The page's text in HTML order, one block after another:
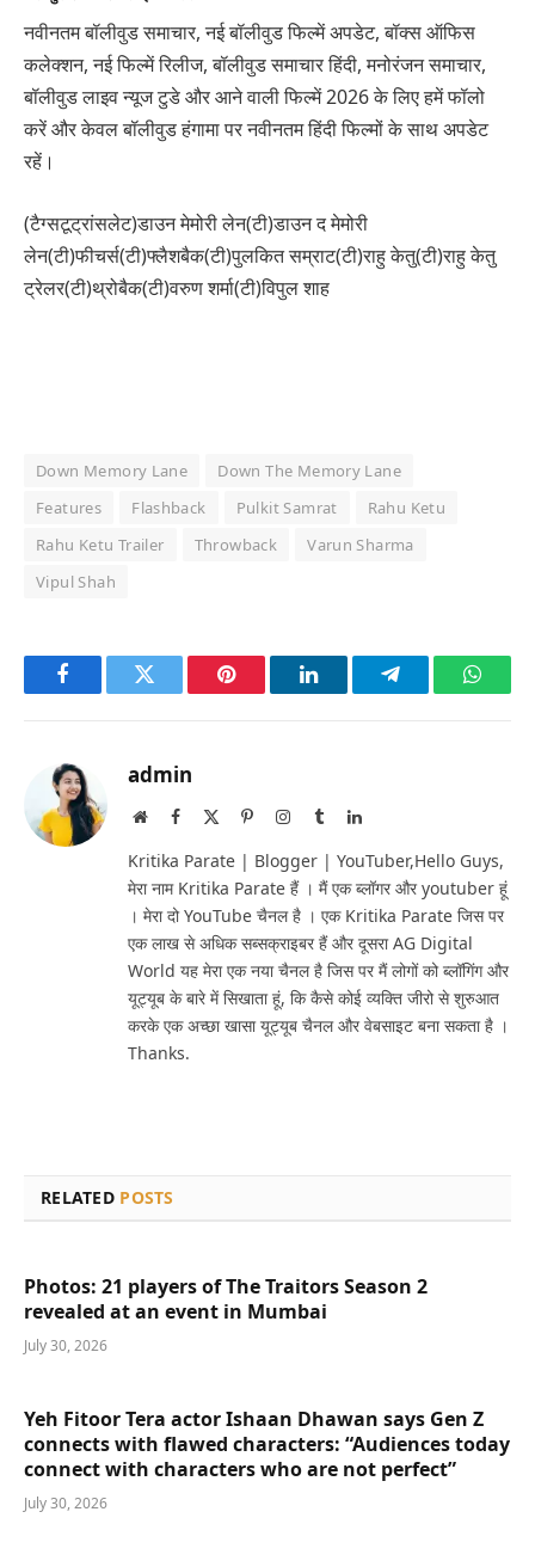
नवीनतम बॉलीवुड समाचार, नई बॉलीवुड फिल्में अपडेट, बॉक्स ऑफिस
कलेक्शन, नई फिल्में रिलीज, बॉलीवुड समाचार हिंदी, मनोरंजन समाचार,
बॉलीवुड लाइव न्यूज टुडे और आने वाली फिल्में 2026 के लिए हमें फॉलो
करें और केवल बॉलीवुड हंगामा पर नवीनतम हिंदी फिल्मों के साथ अपडेट
रहें।
(टैग्सटूट्रांसलेट)डाउन मेमोरी लेन(टी)डाउन द मेमोरी
लेन(टी)फीचर्स(टी)फ्लैशबैक(टी)पुलकित सम्राट(टी)राहु केतु(टी)राहु केतु
ट्रेलर(टी)थ्रोबैक(टी)वरुण शर्मा(टी)विपुल शाह
Down Memory Lane
Down The Memory Lane
Features
Flashback Pulkit Samrat
Rahu Ketu
Rahu Ketu Trailer
Throwback
Varun Sharma
Vipul Shah
FacebookTwitter Pinterest LinkedInTelegram
admin
WebsiteFacebook PinterestInstagram
TumblrLinkedIn
Kritika Parate | Blogger | YouTuber,Hello Guys,
मेरा नाम Kritika Parate हैं । मैं एक ब्लॉगर और youtuber हूं
। मेरा दो YouTube चैनल है । एक Kritika Parate जिस पर
एक लाख से अधिक सब्सक्राइबर हैं और दूसरा AG Digital
World यह मेरा एक नया चैनल है जिस पर मैं लोगों को ब्लॉगिंग और
यूट्यूब के बारे में सिखाता हूं, कि कैसे कोई व्यक्ति जीरो से शुरुआत
करके एक अच्छा खासा यूट्यूब चैनल और वेबसाइट बना सकता है ।
Thanks.
RELATED POSTS
Photos: 21 players of The Traitors Season 2
revealed at an event in Mumbai
July 30, 2026
Yeh Fitoor Tera actor Ishaan Dhawan says Gen Z
connects with flawed characters: “Audiences today
connect with characters who are not perfect”
July 30, 2026